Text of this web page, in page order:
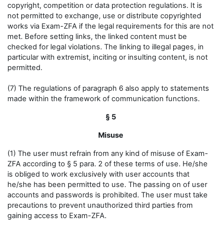
copyright, competition or data protection regulations. It is
not permitted to exchange, use or distribute copyrighted
works via Exam-ZFA if the legal requirements for this are not
met. Before setting links, the linked content must be
checked for legal violations. The linking to illegal pages, in
particular with extremist, inciting or insulting content, is not
permitted.
(7) The regulations of paragraph 6 also apply to statements
made within the framework of communication functions.
§ 5
Misuse
(1) The user must refrain from any kind of misuse of Exam-
ZFA according to § 5 para. 2 of these terms of use. He/she
is obliged to work exclusively with user accounts that
he/she has been permitted to use. The passing on of user
accounts and passwords is prohibited. The user must take
precautions to prevent unauthorized third parties from
gaining access to Exam-ZFA.